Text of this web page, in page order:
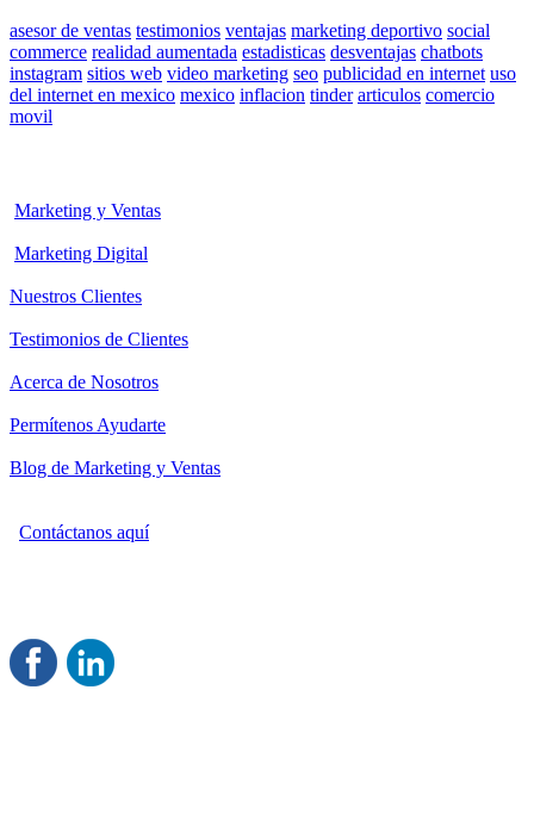
asesor de ventas testimonios ventajas marketing deportivo social
commerce realidad aumentada estadisticas desventajas chatbots
instagram sitios web video marketing seo publicidad en internet uso
del internet en mexico mexico inflacion tinder articulos comercio
movil
Marketing y Ventas
Marketing Digital
Nuestros Clientes
Testimonios de Clientes
Acerca de Nosotros
Permítenos Ayudarte
Blog de Marketing y Ventas
Contáctanos aquí